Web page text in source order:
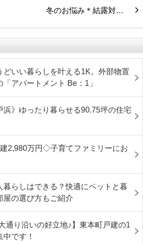
冬のお悩み＊結露対…
どいい暮らしを叶える1K。外部物置
アパートメント Be：1」
浜》ゆったり暮らせる90.75坪の住宅
2,980万円◇子育てファミリーにお
暮らしはできる？快適にペットと暮
屋の選び方もご紹介
通り沿いの好立地♪】東本町戸建の1
です！